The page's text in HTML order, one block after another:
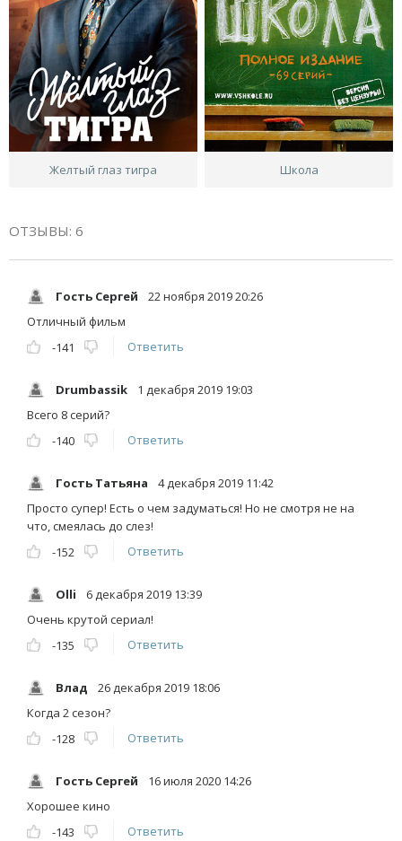
Желтый глаз тигра Школа
ОТЗЫВЫ: 6
Гость Сергей
22 ноября 2019 20:26
Отличный фильм
-141
Ответить
Drumbassik
1 декабря 2019 19:03
Всего 8 серий?
-140
Ответить
Гость Татьяна
4 декабря 2019 11:42
Просто супер! Есть о чем задуматься! Но не смотря не на
что, смеялась до слез!
-152
Ответить
Olli
6 декабря 2019 13:39
Очень крутой сериал!
-135
Ответить
Влад
26 декабря 2019 18:06
Когда 2 сезон?
-128
Ответить
Гость Сергей
16 июля 2020 14:26
Хорошее кино
-143
Ответить